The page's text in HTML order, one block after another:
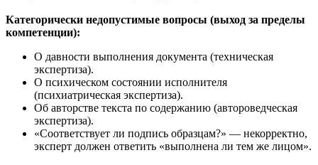
Категорически недопустимые вопросы (выход за пределы
компетенции):
О давности выполнения документа (техническая
экспертиза).
О психическом состоянии исполнителя
(психиатрическая экспертиза).
Об авторстве текста по содержанию (автороведческая
экспертиза).
«Соответствует ли подпись образцам?» — некорректно,
эксперт должен ответить «выполнена ли тем же лицом».